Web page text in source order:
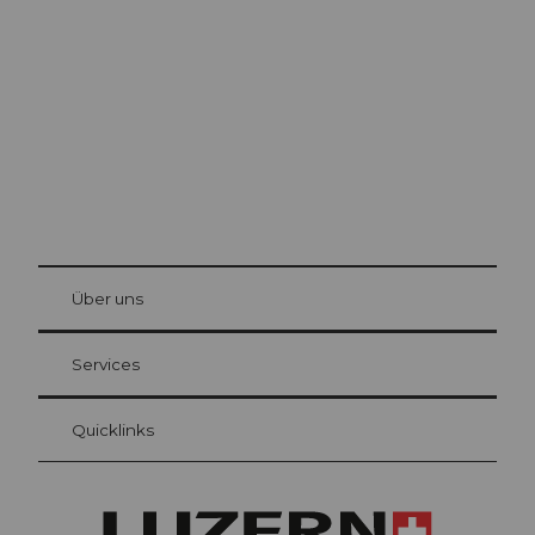
Gästekarte Luzern
Ihre Vorteile als Übernachtungsgast
at Bre
Über uns
Services
Quicklinks